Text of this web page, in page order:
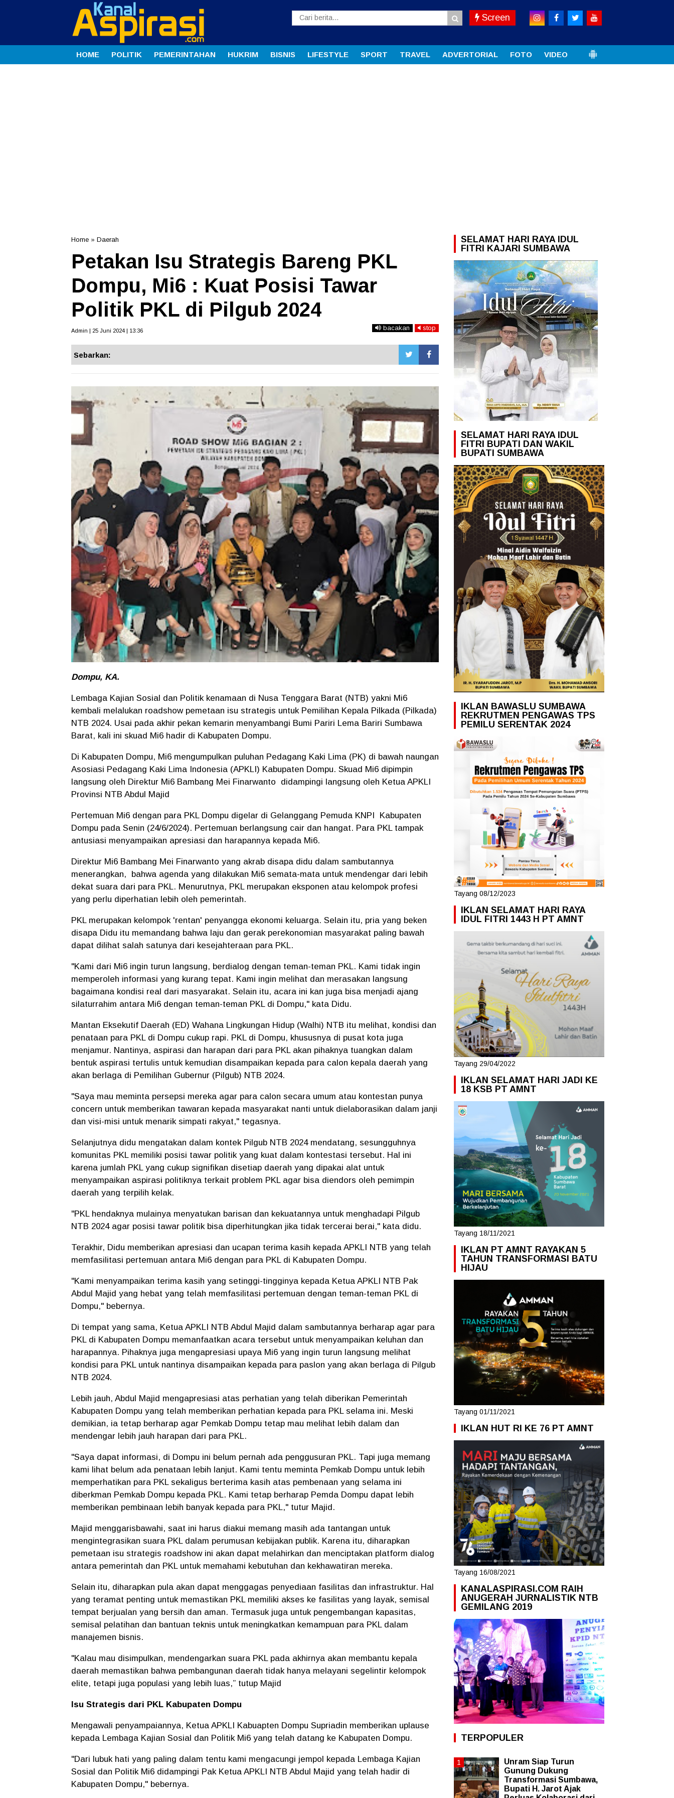
Screen
HOME POLITIK PEMERINTAHAN HUKRIM BISNIS LIFESTYLE SPORT TRAVEL ADVERTORIAL FOTO VIDEO
Home » Daerah
Petakan Isu Strategis Bareng PKL
Dompu, Mi6 : Kuat Posisi Tawar
Politik PKL di Pilgub 2024
Admin | 25 Juni 2024 | 13:36 bacakan stop
Sebarkan:
Dompu, KA.
Lembaga Kajian Sosial dan Politik kenamaan di Nusa Tenggara Barat (NTB) yakni Mi6
kembali melalukan roadshow pemetaan isu strategis untuk Pemilihan Kepala Pilkada (Pilkada)
NTB 2024. Usai pada akhir pekan kemarin menyambangi Bumi Pariri Lema Bariri Sumbawa
Barat, kali ini skuad Mi6 hadir di Kabupaten Dompu.
Di Kabupaten Dompu, Mi6 mengumpulkan puluhan Pedagang Kaki Lima (PK) di bawah naungan
Asosiasi Pedagang Kaki Lima Indonesia (APKLI) Kabupaten Dompu. Skuad Mi6 dipimpin
langsung oleh Direktur Mi6 Bambang Mei Finarwanto didampingi langsung oleh Ketua APKLI
Provinsi NTB Abdul Majid
Pertemuan Mi6 dengan para PKL Dompu digelar di Gelanggang Pemuda KNPI Kabupaten
Dompu pada Senin (24/6/2024). Pertemuan berlangsung cair dan hangat. Para PKL tampak
antusiasi menyampaikan apresiasi dan harapannya kepada Mi6.
Direktur Mi6 Bambang Mei Finarwanto yang akrab disapa didu dalam sambutannya
menerangkan, bahwa agenda yang dilakukan Mi6 semata-mata untuk mendengar dari lebih
dekat suara dari para PKL. Menurutnya, PKL merupakan eksponen atau kelompok profesi
yang perlu diperhatian lebih oleh pemerintah.
PKL merupakan kelompok 'rentan' penyangga ekonomi keluarga. Selain itu, pria yang beken
disapa Didu itu memandang bahwa laju dan gerak perekonomian masyarakat paling bawah
dapat dilihat salah satunya dari kesejahteraan para PKL.
"Kami dari Mi6 ingin turun langsung, berdialog dengan teman-teman PKL. Kami tidak ingin
memperoleh informasi yang kurang tepat. Kami ingin melihat dan merasakan langsung
bagaimana kondisi real dari masyarakat. Selain itu, acara ini kan juga bisa menjadi ajang
silaturrahim antara Mi6 dengan teman-teman PKL di Dompu," kata Didu.
Mantan Eksekutif Daerah (ED) Wahana Lingkungan Hidup (Walhi) NTB itu melihat, kondisi dan
penataan para PKL di Dompu cukup rapi. PKL di Dompu, khususnya di pusat kota juga
menjamur. Nantinya, aspirasi dan harapan dari para PKL akan pihaknya tuangkan dalam
bentuk aspirasi tertulis untuk kemudian disampaikan kepada para calon kepala daerah yang
akan berlaga di Pemilihan Gubernur (Pilgub) NTB 2024.
"Saya mau meminta persepsi mereka agar para calon secara umum atau kontestan punya
concern untuk memberikan tawaran kepada masyarakat nanti untuk dielaborasikan dalam janji
dan visi-misi untuk menarik simpati rakyat," tegasnya.
Selanjutnya didu mengatakan dalam kontek Pilgub NTB 2024 mendatang, sesungguhnya
komunitas PKL memiliki posisi tawar politik yang kuat dalam kontestasi tersebut. Hal ini
karena jumlah PKL yang cukup signifikan disetiap daerah yang dipakai alat untuk
menyampaikan aspirasi politiknya terkait problem PKL agar bisa diendors oleh pemimpin
daerah yang terpilih kelak.
"PKL hendaknya mulainya menyatukan barisan dan kekuatannya untuk menghadapi Pilgub
NTB 2024 agar posisi tawar politik bisa diperhitungkan jika tidak tercerai berai," kata didu.
Terakhir, Didu memberikan apresiasi dan ucapan terima kasih kepada APKLI NTB yang telah
memfasilitasi pertemuan antara Mi6 dengan para PKL di Kabupaten Dompu.
"Kami menyampaikan terima kasih yang setinggi-tingginya kepada Ketua APKLI NTB Pak
Abdul Majid yang hebat yang telah memfasilitasi pertemuan dengan teman-teman PKL di
Dompu," bebernya.
Di tempat yang sama, Ketua APKLI NTB Abdul Majid dalam sambutannya berharap agar para
PKL di Kabupaten Dompu memanfaatkan acara tersebut untuk menyampaikan keluhan dan
harapannya. Pihaknya juga mengapresiasi upaya Mi6 yang ingin turun langsung melihat
kondisi para PKL untuk nantinya disampaikan kepada para paslon yang akan berlaga di Pilgub
NTB 2024.
Lebih jauh, Abdul Majid mengapresiasi atas perhatian yang telah diberikan Pemerintah
Kabupaten Dompu yang telah memberikan perhatian kepada para PKL selama ini. Meski
demikian, ia tetap berharap agar Pemkab Dompu tetap mau melihat lebih dalam dan
mendengar lebih jauh harapan dari para PKL.
"Saya dapat informasi, di Dompu ini belum pernah ada penggusuran PKL. Tapi juga memang
kami lihat belum ada penataan lebih lanjut. Kami tentu meminta Pemkab Dompu untuk lebih
memperhatikan para PKL sekaligus berterima kasih atas pembenaan yang selama ini
diberkman Pemkab Dompu kepada PKL. Kami tetap berharap Pemda Dompu dapat lebih
memberikan pembinaan lebih banyak kepada para PKL," tutur Majid.
Majid menggarisbawahi, saat ini harus diakui memang masih ada tantangan untuk
mengintegrasikan suara PKL dalam perumusan kebijakan publik. Karena itu, diharapkan
pemetaan isu strategis roadshow ini akan dapat melahirkan dan menciptakan platform dialog
antara pemerintah dan PKL untuk memahami kebutuhan dan kekhawatiran mereka.
Selain itu, diharapkan pula akan dapat menggagas penyediaan fasilitas dan infrastruktur. Hal
yang teramat penting untuk memastikan PKL memiliki akses ke fasilitas yang layak, semisal
tempat berjualan yang bersih dan aman. Termasuk juga untuk pengembangan kapasitas,
semisal pelatihan dan bantuan teknis untuk meningkatkan kemampuan para PKL dalam
manajemen bisnis.
"Kalau mau disimpulkan, mendengarkan suara PKL pada akhirnya akan membantu kepala
daerah memastikan bahwa pembangunan daerah tidak hanya melayani segelintir kelompok
elite, tetapi juga populasi yang lebih luas,” tutup Majid
Isu Strategis dari PKL Kabupaten Dompu
Mengawali penyampaiannya, Ketua APKLI Kabuapten Dompu Supriadin memberikan uplause
kepada Lembaga Kajian Sosial dan Politik Mi6 yang telah datang ke Kabupaten Dompu.
"Dari lubuk hati yang paling dalam tentu kami mengacungi jempol kepada Lembaga Kajian
Sosial dan Politik Mi6 didampingi Pak Ketua APKLI NTB Abdul Majid yang telah hadir di
Kabupaten Dompu," bebernya.
SELAMAT HARI RAYA IDUL
FITRI KAJARI SUMBAWA
SELAMAT HARI RAYA IDUL
FITRI BUPATI DAN WAKIL
BUPATI SUMBAWA
IKLAN BAWASLU SUMBAWA
REKRUTMEN PENGAWAS TPS
PEMILU SERENTAK 2024
Tayang 08/12/2023
IKLAN SELAMAT HARI RAYA
IDUL FITRI 1443 H PT AMNT
Tayang 29/04/2022
IKLAN SELAMAT HARI JADI KE
18 KSB PT AMNT
Tayang 18/11/2021
IKLAN PT AMNT RAYAKAN 5
TAHUN TRANSFORMASI BATU
HIJAU
Tayang 01/11/2021
IKLAN HUT RI KE 76 PT AMNT
Tayang 16/08/2021
KANALASPIRASI.COM RAIH
ANUGERAH JURNALISTIK NTB
GEMILANG 2019
TERPOPULER
Unram Siap Turun
Gunung Dukung
Transformasi Sumbawa,
Bupati H. Jarot Ajak